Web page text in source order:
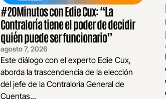
#20Minutos con Edie Cux: “La
Contraloría tiene el poder de decidir
quién puede ser funcionario”
agosto 7, 2026
Este diálogo con el experto Edie Cux,
aborda la trascendencia de la elección
del jefe de la Contraloría General de
Cuentas...